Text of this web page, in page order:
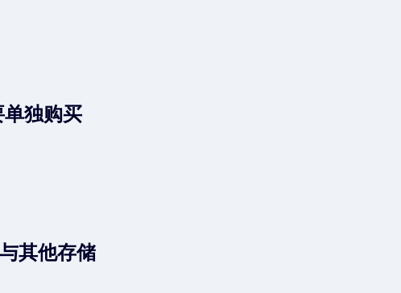
独购买
其他存储